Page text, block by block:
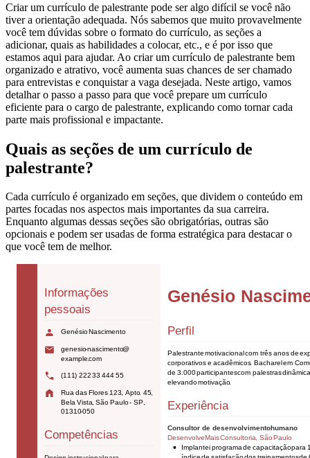
Criar um currículo de palestrante pode ser algo difícil se você não
tiver a orientação adequada. Nós sabemos que muito provavelmente
você tem dúvidas sobre o formato do currículo, as seções a
adicionar, quais as habilidades a colocar, etc., e é por isso que
estamos aqui para ajudar. Ao criar um currículo de palestrante bem
organizado e atrativo, você aumenta suas chances de ser chamado
para entrevistas e conquistar a vaga desejada. Neste artigo, vamos
detalhar o passo a passo para que você prepare um currículo
eficiente para o cargo de palestrante, explicando como tornar cada
parte mais profissional e impactante.
Quais as seções de um currículo de
palestrante?
Cada currículo é organizado em seções, que dividem o conteúdo em
partes focadas nos aspectos mais importantes da sua carreira.
Enquanto algumas dessas seções são obrigatórias, outras são
opcionais e podem ser usadas de forma estratégica para destacar o
que você tem de melhor.